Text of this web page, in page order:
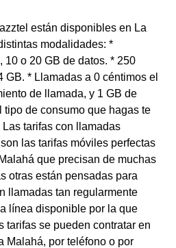
están disponibles en La
modalidades: *
10 o 20 GB de datos. * 250
GB. * Llamadas a 0 céntimos el
de llamada, y 1 GB de
de consumo que hagas te
tarifas con llamadas
las tarifas móviles perfectas
que precisan de muchas
otras están pensadas para
llamadas tan regularmente
línea disponible por la que
tarifas se pueden contratar en
Malahá, por teléfono o por